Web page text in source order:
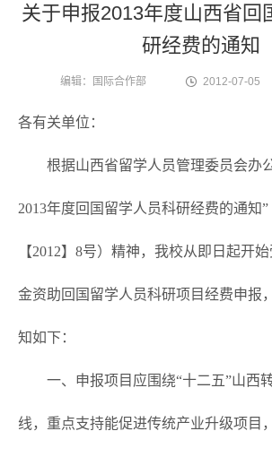
关于申报2013年度山西省回
研经费的通知
编辑：国际合作部 2012-07-05
各有关单位：
根据山西省留学人员管理委员会办
2013年度回国留学人员科研经费的通知
【2012】8号）精神，我校从即日起开
金资助回国留学人员科研项目经费申报
知如下：
一、申报项目应围绕“十二五”山西
线，重点支持能促进传统产业升级项目